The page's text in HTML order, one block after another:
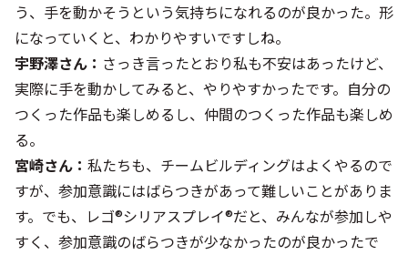
う、手を動かそうという気持ちになれるのが良かった。形
になっていくと、わかりやすいですしね。
宇野澤さん： さっき言ったとおり私も不安はあったけど、
実際に手を動かしてみると、やりやすかったです。自分の
つくった作品も楽しめるし、仲間のつくった作品も楽しめ
る。
宮崎さん： 私たちも、チームビルディングはよくやるので
すが、参加意識にはばらつきがあって難しいことがありま
す。でも、レゴ®シリアスプレイ®だと、みんなが参加しや
すく、参加意識のばらつきが少なかったのが良かったで